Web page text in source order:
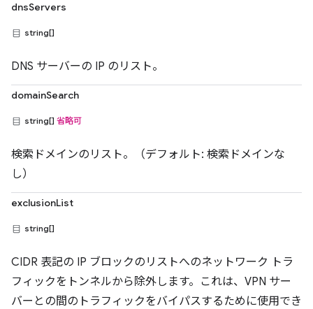
dnsServers
string[]
DNS サーバーの IP のリスト。
domainSearch
string[] 省略可
検索ドメインのリスト。（デフォルト: 検索ドメインな
し）
exclusionList
string[]
CIDR 表記の IP ブロックのリストへのネットワーク トラ
フィックをトンネルから除外します。これは、VPN サー
バーとの間のトラフィックをバイパスするために使用でき